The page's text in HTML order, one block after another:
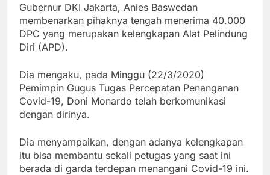
Gubernur DKI Jakarta, Anies Baswedan
membenarkan pihaknya tengah menerima 40.000
DPC yang merupakan kelengkapan Alat Pelindung
Diri (APD).
Dia mengaku, pada Minggu (22/3/2020)
Pemimpin Gugus Tugas Percepatan Penanganan
Covid-19, Doni Monardo telah berkomunikasi
dengan dirinya.
Dia menyampaikan, dengan adanya kelengkapan
itu bisa membantu sekali petugas yang saat ini
berada di garda terdepan menangani Covid-19 ini.